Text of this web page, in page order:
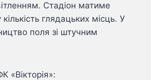
Стадіон матиме
кількість глядацьких місць. У
поля зі штучним
«Вікторія»: